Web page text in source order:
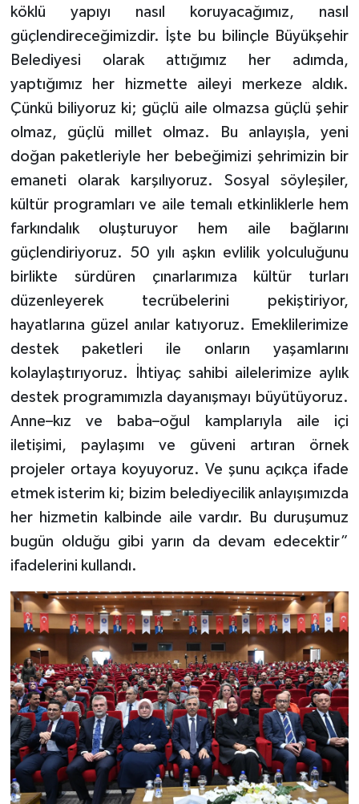
köklü yapıyı nasıl koruyacağımız, nasıl
güçlendireceğimizdir. İşte bu bilinçle Büyükşehir
Belediyesi olarak attığımız her adımda,
yaptığımız her hizmette aileyi merkeze aldık.
Çünkü biliyoruz ki; güçlü aile olmazsa güçlü şehir
olmaz, güçlü millet olmaz. Bu anlayışla, yeni
doğan paketleriyle her bebeğimizi şehrimizin bir
emaneti olarak karşılıyoruz. Sosyal söyleşiler,
kültür programları ve aile temalı etkinliklerle hem
farkındalık oluşturuyor hem aile bağlarını
güçlendiriyoruz. 50 yılı aşkın evlilik yolculuğunu
birlikte sürdüren çınarlarımıza kültür turları
düzenleyerek tecrübelerini pekiştiriyor,
hayatlarına güzel anılar katıyoruz. Emeklilerimize
destek paketleri ile onların yaşamlarını
kolaylaştırıyoruz. İhtiyaç sahibi ailelerimize aylık
destek programımızla dayanışmayı büyütüyoruz.
Anne–kız ve baba–oğul kamplarıyla aile içi
iletişimi, paylaşımı ve güveni artıran örnek
projeler ortaya koyuyoruz. Ve şunu açıkça ifade
etmek isterim ki; bizim belediyecilik anlayışımızda
her hizmetin kalbinde aile vardır. Bu duruşumuz
bugün olduğu gibi yarın da devam edecektir”
ifadelerini kullandı.